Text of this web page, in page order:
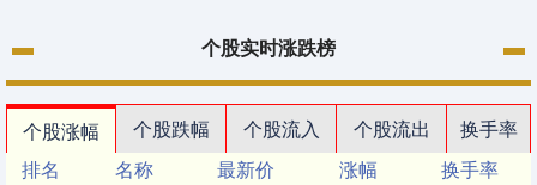
个股实时涨跌榜
个股涨幅 个股跌幅 个股流入 个股流出
换手率
排名
名称 最新价 涨幅
换手率